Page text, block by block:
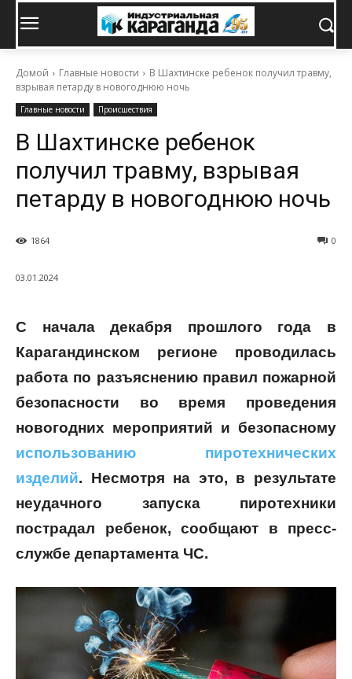
Домой Главные новости
В Шахтинске ребенок получил травму,
взрывая петарду в новогоднюю ночь
Главные новости Происшествия
В Шахтинске ребенок
получил травму, взрывая
петарду в новогоднюю ночь
0
1864
03.01.2024
С начала декабря прошлого года в
Карагандинском регионе проводилась
работа по разъяснению правил пожарной
безопасности во время проведения
новогодних мероприятий и безопасному
использованию пиротехнических
изделий. Несмотря на это, в результате
неудачного запуска пиротехники
пострадал ребенок, сообщают в пресс-
службе департамента ЧС.